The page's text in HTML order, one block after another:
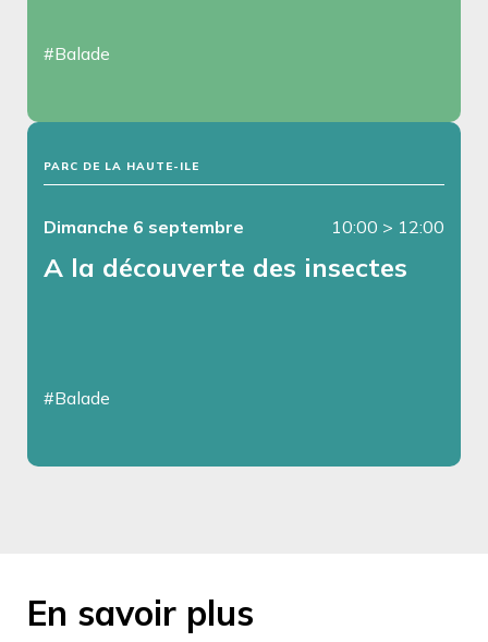
#Balade
PARC DE LA HAUTE-ILE
Dimanche 6 septembre 10:00 > 12:00
A la découverte des insectes
#Balade
En savoir plus